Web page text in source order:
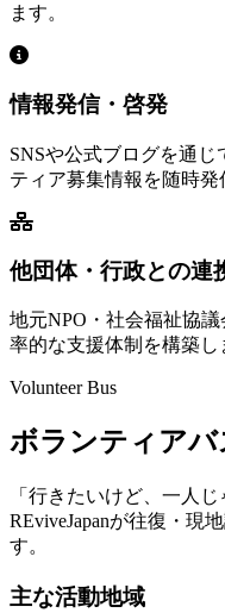
ます。
情報発信・啓発
SNSや公式ブログを通
ティア募集情報を随時発
他団体・行政との連
地元NPO・社会福祉協
率的な支援体制を構築し
Volunteer Bus
ボランティアバ
「行きたいけど、一人
REviveJapanが往復・現
す。
主な活動地域